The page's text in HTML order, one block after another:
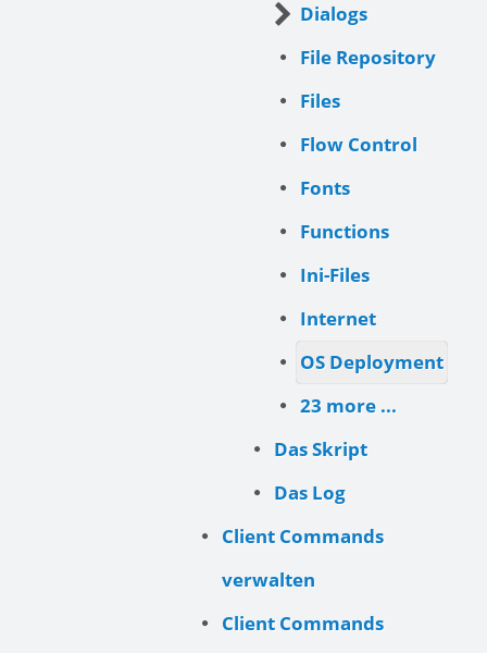
Dialogs
File Repository
Files
Flow Control
Fonts
Functions
Ini-Files
Internet
OS Deployment
23 more ...
Das Skript
Das Log
Client Commands
verwalten
Client Commands